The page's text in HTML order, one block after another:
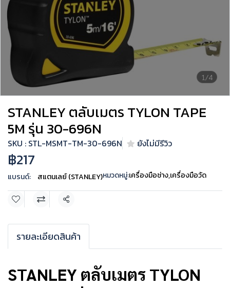
1/4
STANLEY ตลับเมตร TYLON TAPE
5M รุ่น 30-696N
SKU : STL-MSMT-TM-30-696N ยังไม่มีรีวิว
฿217
แบรนด์: สแตนเลย์ (STANLEY)หมวดหมู่:เครื่องมือช่าง,เครื่องมือวัด
แชร์
รายละเอียดสินค้า
STANLEY ตลับเมตร TYLON